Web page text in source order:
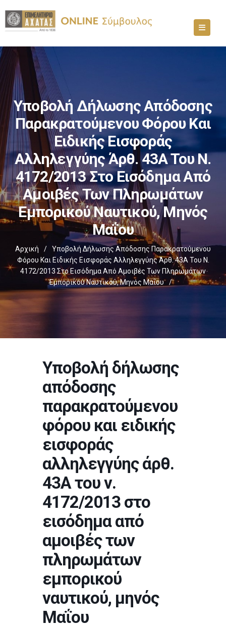
Υποβολή Δήλωσης Απόδοσης
Παρακρατούμενου Φόρου Και
Ειδικής Εισφοράς
Αλληλεγγύης Άρθ. 43Α Του Ν.
4172/2013 Στο Εισόδημα Από
Αμοιβές Των Πληρωμάτων
Εμπορικού Ναυτικού, Μηνός
Μαΐου
Αρχική /
Υποβολή Δήλωσης Απόδοσης Παρακρατούμενου
Φόρου Και Ειδικής Εισφοράς Αλληλεγγύης Άρθ. 43Α Του Ν.
4172/2013 Στο Εισόδημα Από Αμοιβές Των Πληρωμάτων
Εμπορικού Ναυτικού, Μηνός Μαΐου
/
Υποβολή δήλωσης
απόδοσης
παρακρατούμενου
φόρου και ειδικής
εισφοράς
αλληλεγγύης άρθ.
43Α του ν.
4172/2013 στο
εισόδημα από
αμοιβές των
πληρωμάτων
εμπορικού
ναυτικού, μηνός
Μαΐου